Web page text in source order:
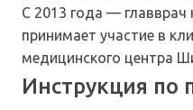
С 2013 года — главврач
принимает участие в
медицинского центра
Инструкция